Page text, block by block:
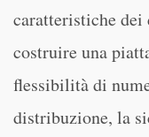
caratteristiche dei
costruire una
flessibilità di
distribuzione, la